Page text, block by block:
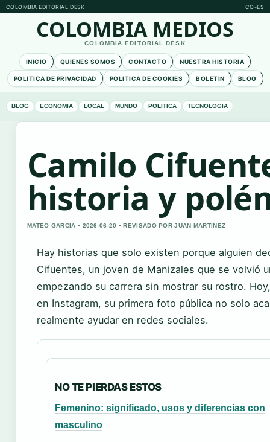
COLOMBIA EDITORIAL DESK CO-ES
COLOMBIA MEDIOS
COLOMBIA EDITORIAL DESK
INICIO QUIENES SOMOS CONTACTO NUESTRA HISTORIA
POLITICA DE PRIVACIDAD POLITICA DE COOKIES BOLETIN BLOG
BLOG ECONOMIA LOCAL MUNDO POLITICA TECNOLOGIA
Camilo
historia y
MATEO GARCIA • 2026-06-20 • REVISADO POR JUAN MARTINEZ
Hay historias que solo existen porque alguien
Cifuentes, un joven de Manizales que se volvió
empezando su carrera sin mostrar su rostro.
en Instagram, su primera foto pública no solo
realmente ayudar en redes sociales.
NO TE PIERDAS ESTOS
Femenino: significado, usos y diferencias con
masculino